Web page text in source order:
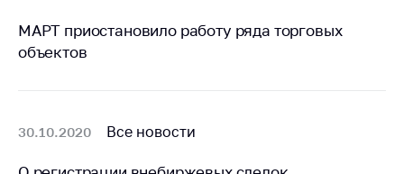
по установлению
факта нарушения
законодательства
МАРТ приостановило работу ряда торговых
объектов
30.10.2020 Все новости